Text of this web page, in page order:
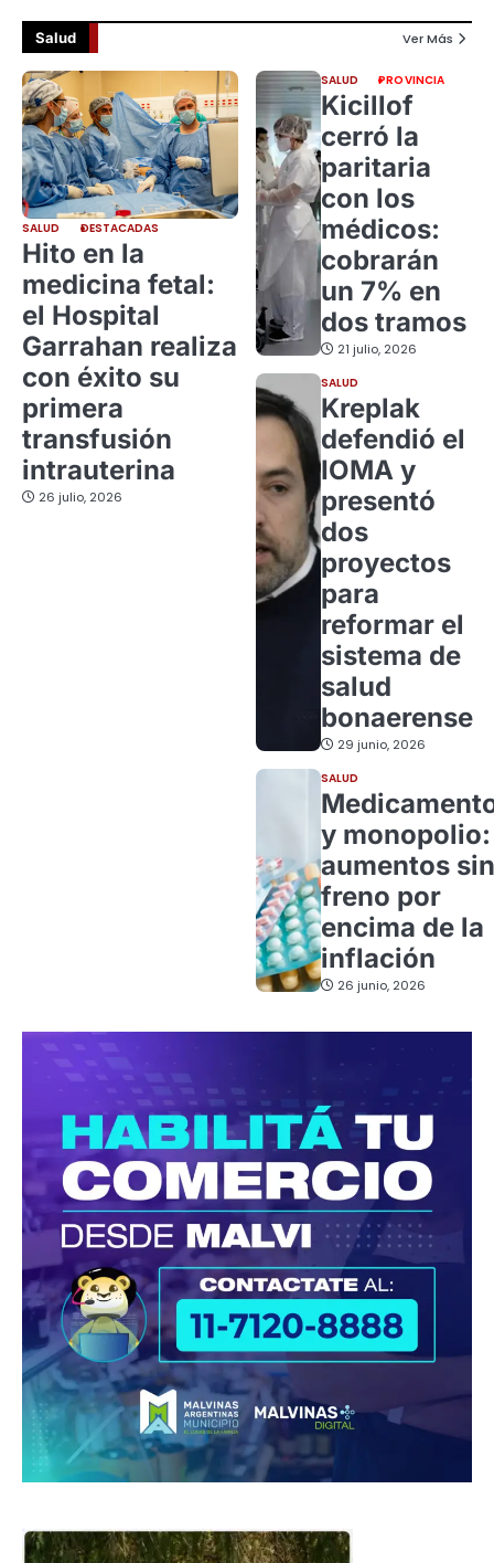
Salud Ver Más
SALUD DESTACADAS
Hito en la
medicina fetal:
el Hospital
Garrahan realiza
con éxito su
primera
transfusión
intrauterina
26 julio, 2026
SALUD PROVINCIA
Kicillof
cerró la
paritaria
con los
médicos:
cobrarán
un 7% en
dos tramos
21 julio, 2026
SALUD
Kreplak
defendió el
IOMA y
presentó
dos
proyectos
para
reformar el
sistema de
salud
bonaerense
29 junio, 2026
SALUD
y monopolio:
aumentos sin
freno por
encima de la
inflación
26 junio, 2026